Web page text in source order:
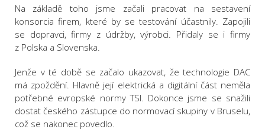
Na základě toho jsme začali pracovat na sestavení
konsorcia firem, které by se testování účastnily. Zapojili
se dopravci, firmy z údržby, výrobci. Přidaly se i firmy
z Polska a Slovenska.
Jenže v té době se začalo ukazovat, že technologie DAC
má zpoždění. Hlavně její elektrická a digitální část neměla
potřebné evropské normy TSI. Dokonce jsme se snažili
dostat českého zástupce do normovací skupiny v Bruselu,
což se nakonec povedlo.